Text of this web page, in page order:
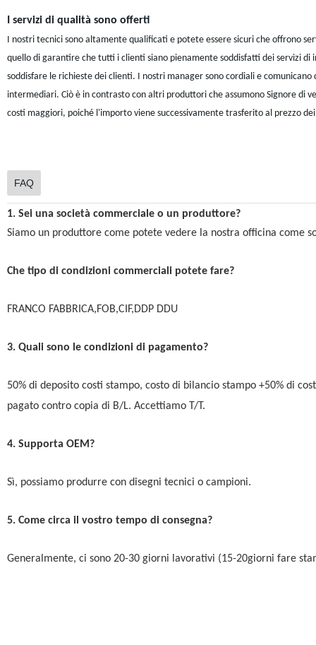
I servizi di qualità sono offerti
I nostri tecnici sono altamente qualificati e potete essere sicuri che offrono
quello di garantire che tutti i clienti siano pienamente soddisfatti dei servizi
soddisfare le richieste dei clienti. I nostri manager sono cordiali e
intermediari. Ciò è in contrasto con altri produttori che assumono Signore di
costi maggiori, poiché l'importo viene successivamente trasferito al prezzo
FAQ
1. Sei una società commerciale o un produttore?
Siamo un produttore come potete vedere la nostra officina come
Che tipo di condizioni commerciali potete fare?
FRANCO FABBRICA,FOB,CIF,DDP DDU
3. Quali sono le condizioni di pagamento?
50% di deposito costi stampo, costo di bilancio stampo +50% di
pagato contro copia di B/L. Accettiamo T/T.
4. Supporta OEM?
Sì, possiamo produrre con disegni tecnici o campioni.
5. Come circa il vostro tempo di consegna?
Generalmente, ci sono 20-30 giorni lavorativi (15-20giorni fare